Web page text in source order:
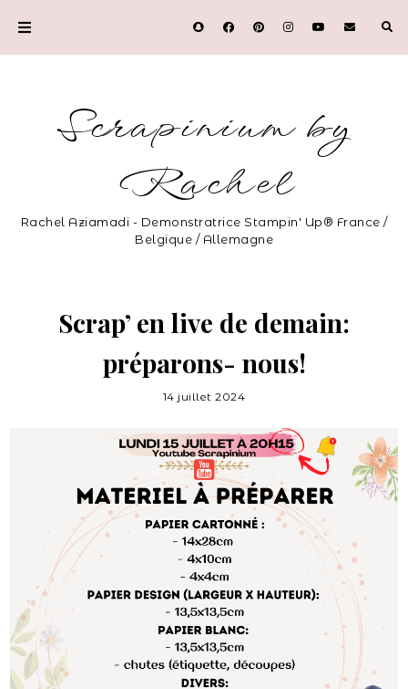
Scrapinium by
Rachel
Rachel Aziamadi - Demonstratrice Stampin' Up® France /
Belgique / Allemagne
Scrap’ en live de demain:
préparons- nous!
14 juillet 2024